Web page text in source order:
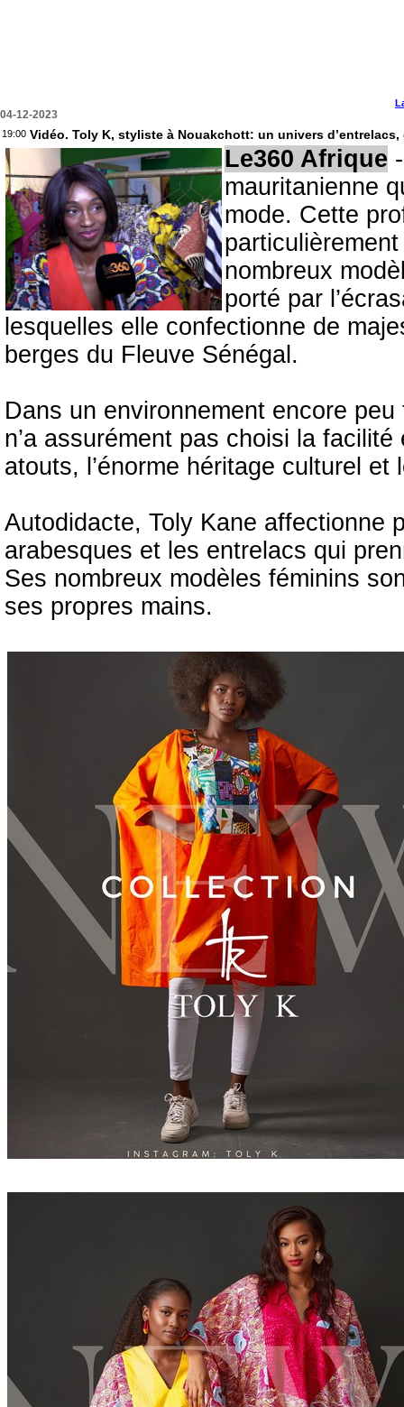
04-12-2023
19:00 Vidéo. Toly K, styliste à Nouakchott: un univers
Le360 Afrique
mauritanienne
mode. Cette
nombreux
porté par
lesquelles elle confectionne de
berges du Fleuve Sénégal.
Dans un environnement encore
n’a assurément pas choisi la
atouts, l’énorme héritage culturel
Autodidacte, Toly Kane affectionne
arabesques et les entrelacs qui
Ses nombreux modèles féminins
ses propres mains.